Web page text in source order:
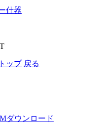
什器
ップ 戻る
ダウンロード